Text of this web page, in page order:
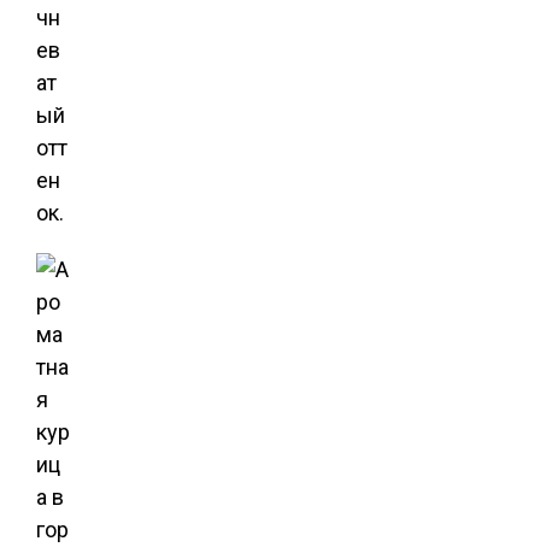
чн
ев
ат
ый
отт
ен
ок.